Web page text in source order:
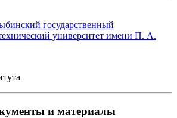
государственный
университет имени П. А.
и материалы